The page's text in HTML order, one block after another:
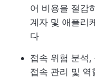
어 비용을 절감
계자 및 애플리
다
접속 위험 분석,
접속 관리 및 역